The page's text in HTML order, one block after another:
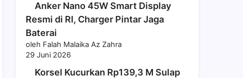
Anker Nano 45W Smart Display
Resmi di RI, Charger Pintar Jaga
Baterai
oleh Falah Malaika Az Zahra
29 Juni 2026
Korsel Kucurkan Rp139,3 M Sulap